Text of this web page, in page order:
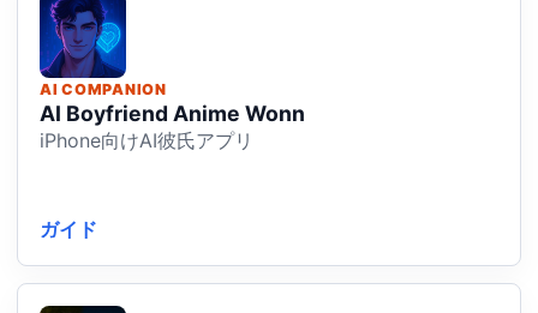
AI COMPANION
AI Boyfriend Anime Wonn
iPhone向けAI彼氏アプリ
ガイド